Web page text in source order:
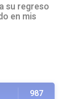
su regreso
en mis
987